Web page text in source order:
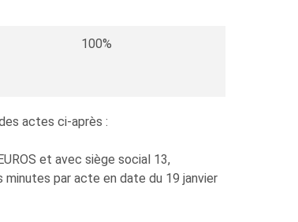
100%
actes ci-après :
et avec siège social 13,
minutes par acte en date du 19 janvier